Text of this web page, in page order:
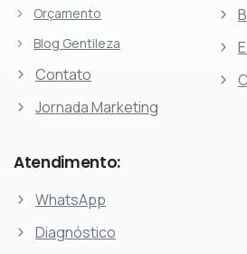
Orçamento
Blog Gentileza
Contato
Jornada Marketing
Atendimento:
WhatsApp
Diagnóstico